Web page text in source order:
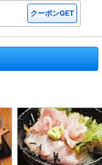
クーポンGET